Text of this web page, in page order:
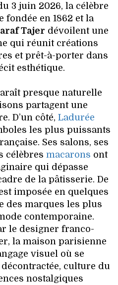
3 juin 2026, la célèbre
en 1862 et la
Tajer dévoilent une
qui réunit créations
et prêt-à-porter dans
esthétique.
presque naturelle
partagent une
D’un côté, Ladurée
les plus puissants
Ses salons, ses
célèbres macarons ont
qui dépasse
de la pâtisserie. De
imposée en quelques
des marques les plus
contemporaine.
le designer franco-
la maison parisienne
visuel où se
culture du
nostalgiques